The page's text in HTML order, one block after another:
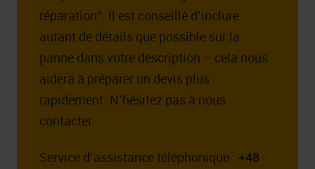
réparation”. Il est conseillé d’inclure
autant de détails que possible sur la
panne dans votre description – cela nous
aidera à préparer un devis plus
rapidement. N’hésitez pas à nous
contacter.
Service d’assistance téléphonique : +48